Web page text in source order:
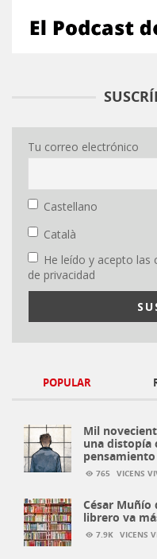
Tu correo electrónico
Castellano
Català
He leído y acepto las
de privacidad
POPULAR
Mil
una distopía
765 VICENS
César Muñío
librero va
7.9K VICENS